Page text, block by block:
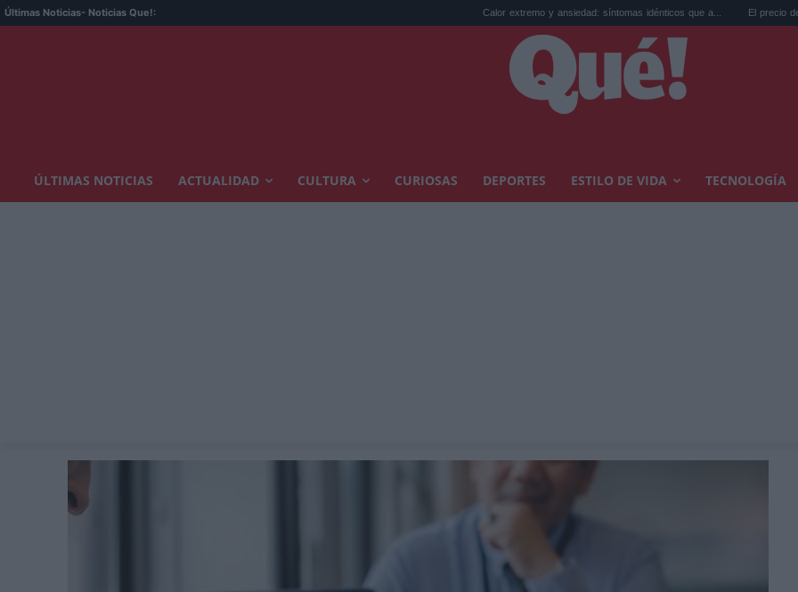
Últimas Noticias- Noticias Que!: Calor extremo y ansiedad: síntomas idénticos que a... El precio de la vivienda en
ÚLTIMAS NOTICIAS ACTUALIDAD CULTURA CURIOSAS DEPORTES ESTILO DE VIDA TECNOLOGÍA